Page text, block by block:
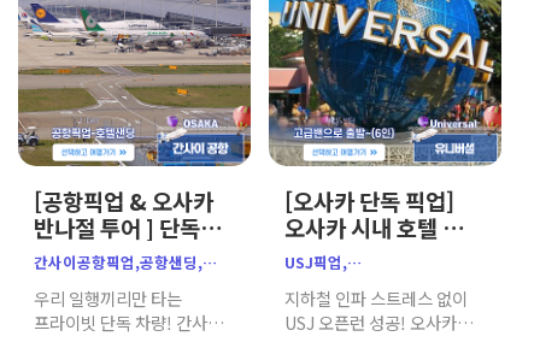
[공항픽업 & 오사카
반나절 투어 ] 단독밴
7인승｜한인
공식가이드｜
주유패스 추천
간사이공항픽업,공항샌딩,
오사카공항픽업,
오사카픽업서비스,
간사이공항샌딩,
우리 일행끼리만 타는
프라이빗 단독 차량! 간사이
[오사카 단독 픽업]
오사카 시내 호텔 ↔
유니버셜 스튜디오
(USJ) 프라이빗 픽업
샌딩
USJ픽업,
유니버셜스튜디오재팬픽업,
오사카유니버셜픽업,
오사카호텔픽업,
지하철 인파 스트레스 없이
USJ 오픈런 성공! 오사카